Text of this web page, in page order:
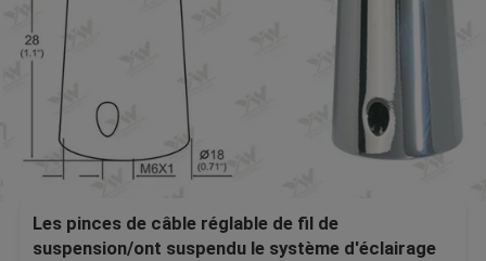
Les pinces de câble réglable de fil de
suspension/ont suspendu le système d'éclairage